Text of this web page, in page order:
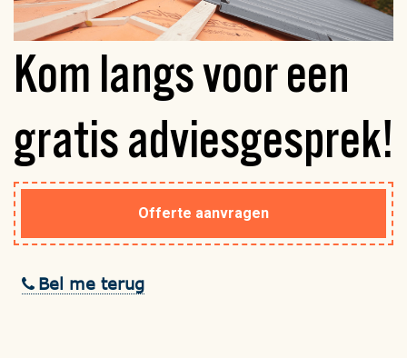
Kom langs voor een
gratisadviesgesprek!
Offerte aanvragen
Bel me terug